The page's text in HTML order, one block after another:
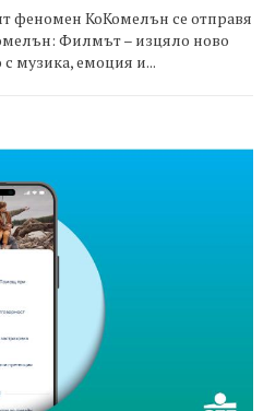
феномен КоКомелън се отправя
Филмът – изцяло ново
музика, емоция и...